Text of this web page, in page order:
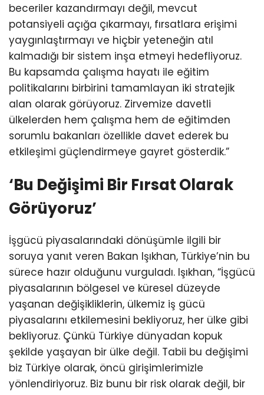
beceriler kazandırmayı değil, mevcut
potansiyeli açığa çıkarmayı, fırsatlara erişimi
yaygınlaştırmayı ve hiçbir yeteneğin atıl
kalmadığı bir sistem inşa etmeyi hedefliyoruz.
Bu kapsamda çalışma hayatı ile eğitim
politikalarını birbirini tamamlayan iki stratejik
alan olarak görüyoruz. Zirvemize davetli
ülkelerden hem çalışma hem de eğitimden
sorumlu bakanları özellikle davet ederek bu
etkileşimi güçlendirmeye gayret gösterdik.”
‘Bu Değişimi Bir Fırsat Olarak
Görüyoruz’
İşgücü piyasalarındaki dönüşümle ilgili bir
soruya yanıt veren Bakan Işıkhan, Türkiye’nin bu
sürece hazır olduğunu vurguladı. Işıkhan, “İşgücü
piyasalarının bölgesel ve küresel düzeyde
yaşanan değişikliklerin, ülkemiz iş gücü
piyasalarını etkilemesini bekliyoruz, her ülke gibi
bekliyoruz. Çünkü Türkiye dünyadan kopuk
şekilde yaşayan bir ülke değil. Tabii bu değişimi
biz Türkiye olarak, öncü girişimlerimizle
yönlendiriyoruz. Biz bunu bir risk olarak değil, bir